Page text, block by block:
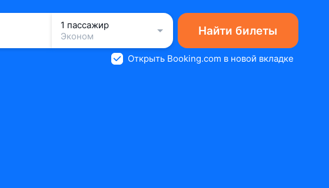
1 пассажир
Эконом
Найти билеты
Открыть Booking.com в новой вкладке